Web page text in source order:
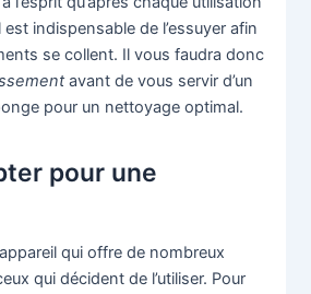
indispensable de l’essuyer afin
se collent. Il vous faudra donc
avant de vous servir d’un
pour un nettoyage optimal.
pour une
qui offre de nombreux
qui décident de l’utiliser. Pour